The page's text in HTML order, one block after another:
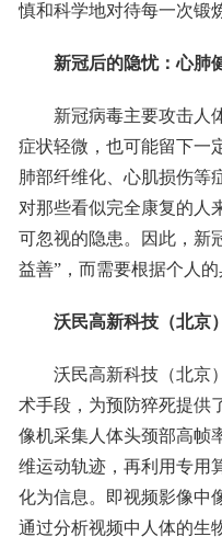
慎和科学地对待每一次锻
新冠后的隐忧：心肺
新冠病毒主要攻击人
症状轻微，也可能留下一
肺部纤维化、心肌损伤等
对那些看似完全康复的人
可忽视的隐患。因此，新
益善”，而需要根据个人
沃民高新科技（北京
沃民高新科技（北京
术手段，为预防猝死提供
像机采集人体头颈部高帧
维运动轨迹，再利用专用
化为信息。即视频影像中
通过分析视频中人体的生